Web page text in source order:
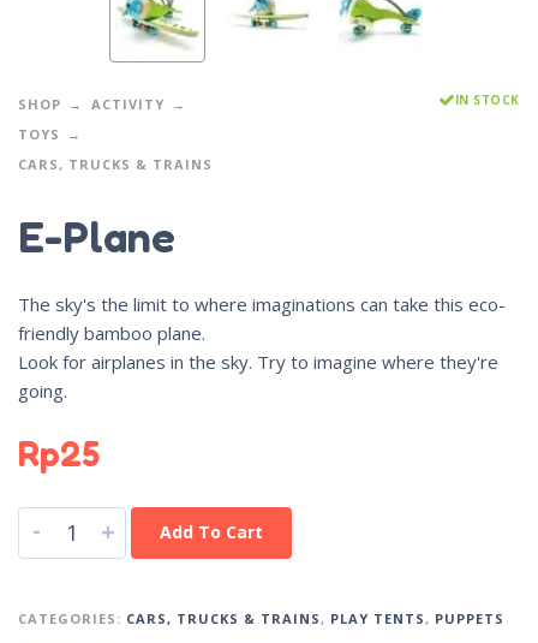
SHOP
ACTIVITY
TOYS
CARS, TRUCKS & TRAINS
IN STOCK
E-Plane
The sky's the limit to where imaginations can take this eco-
friendly bamboo plane.
Look for airplanes in the sky. Try to imagine where they're
going.
Rp25
- + Add To Cart
CATEGORIES: CARS, TRUCKS & TRAINS , PLAY TENTS , PUPPETS